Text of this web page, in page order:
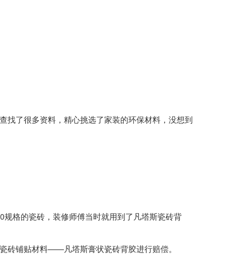
找了很多资料，精心挑选了家装的环保材料，没想到
格的瓷砖，装修师傅当时就用到了凡塔斯瓷砖背
砖铺贴材料——凡塔斯膏状瓷砖背胶进行赔偿。